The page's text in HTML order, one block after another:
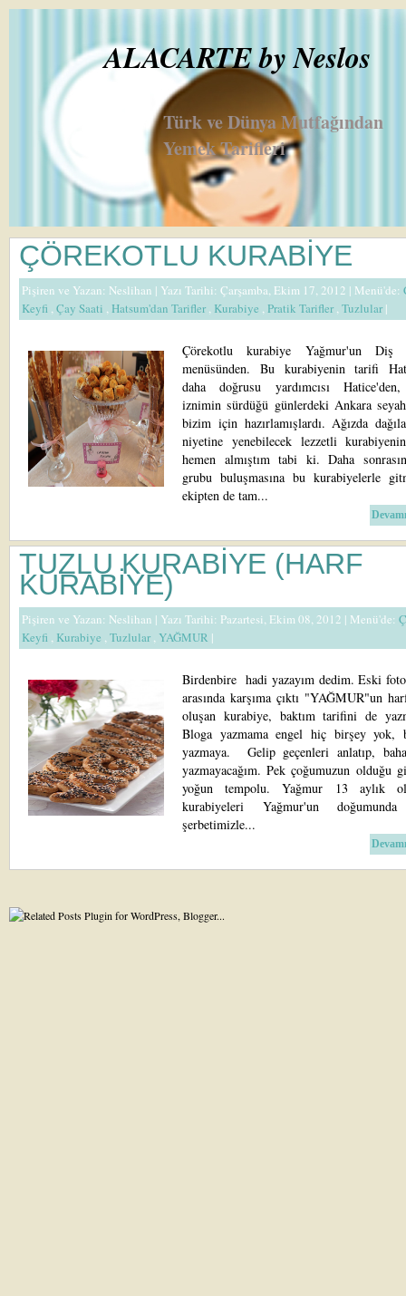
ALACARTE by Neslos
Türk ve Dünya Mutfağından
Yemek Tarifleri
ÇÖREKOTLU KURABİYE
Pişiren ve Yazan: Neslihan | Yazı Tarihi: Çarşamba, Ekim 17, 2012 | Menü'de:
Keyfi ,Çay Saati ,Hatsum'dan Tarifler, Kurabiye ,Pratik Tarifler,Tuzlular|
Çörekotlu kurabiye Yağmur'un Diş
menüsünden. Bu kurabiyenin tarifi
daha doğrusu yardımcısı
iznimin sürdüğü günlerdeki Ankara
bizim için hazırlamışlardı. Ağızda
niyetine yenebilecek lezzetli
hemen almıştım tabi ki. Daha
grubu buluşmasına bu kurabiyelerle
ekipten de tam...
TUZLU KURABİYE (HARF
KURABİYE)
Pişiren ve Yazan: Neslihan | Yazı Tarihi: Pazartesi, Ekim 08, 2012 | Menü'de:
Keyfi , Kurabiye ,Tuzlular,YAĞMUR |
Birdenbire hadi yazayım dedim. Eski
arasında karşıma çıktı "YAĞMUR"un
oluşan kurabiye, baktım tarifini de
Bloga yazmama engel hiç birşey yok,
yazmaya. Gelip geçenleri anlatıp,
yazmayacağım. Pek çoğumuzun olduğu
yoğun tempolu. Yağmur 13 aylık
kurabiyeleri Yağmur'un
şerbetimizle...